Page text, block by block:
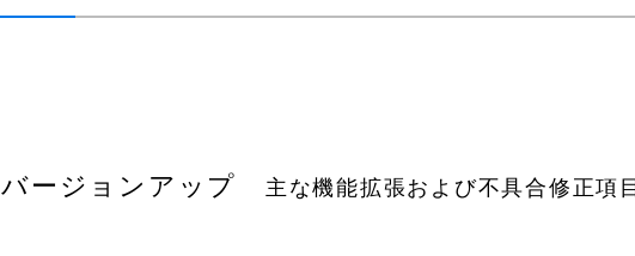
バージョンアップ 主な機能拡張および不具合修正項